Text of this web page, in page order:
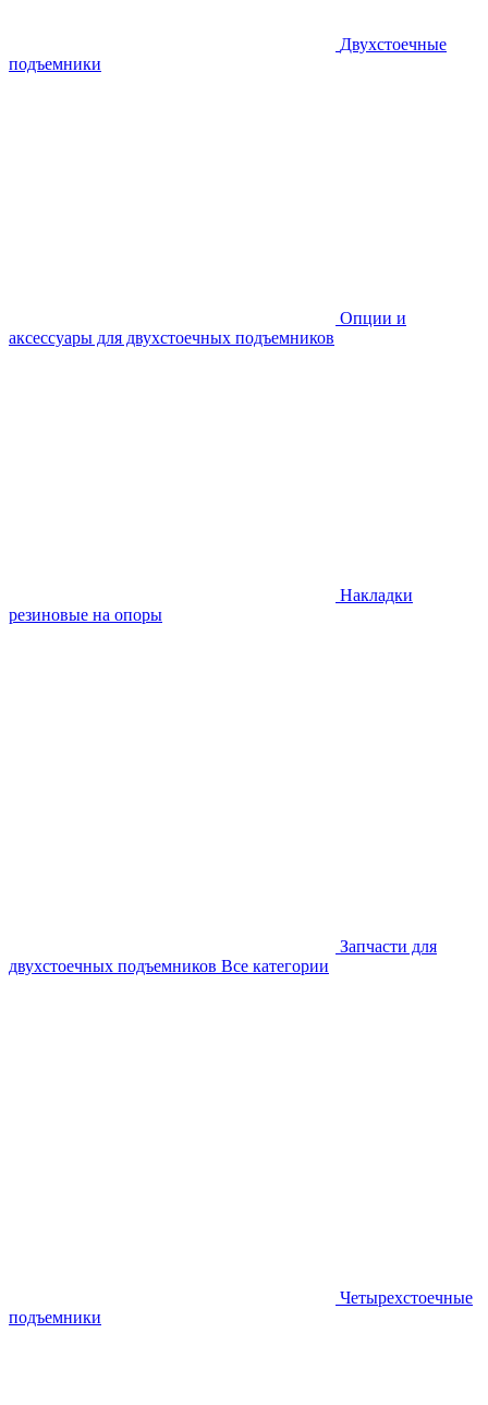
Двухстоечные
подъемники
Опции и
аксессуары для двухстоечных подъемников
Накладки
резиновые на опоры
Запчасти для
двухстоечных подъемников Все категории
Четырехстоечные
подъемники